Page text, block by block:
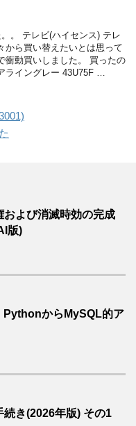
。 テレビ(ハイセンス) テレ
から買い替えたいとは思って
衝動買いしました。 買ったの
ライングレー 43U75F …
および消滅時効の完成
版)
PythonからMySQL的ア
続き(2026年版) その1